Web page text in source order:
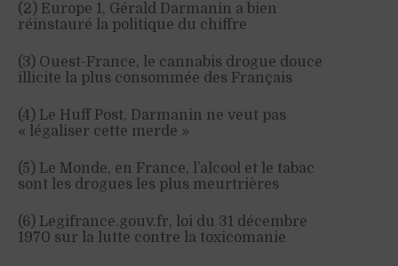
(2) Europe 1, Gérald Darmanin a bien
réinstauré la politique du chiffre
(3) Ouest-France, le cannabis drogue douce
illicite la plus consommée des Français
(4) Le Huff Post, Darmanin ne veut pas
« légaliser cette merde »
(5) Le Monde, en France, l’alcool et le tabac
sont les drogues les plus meurtrières
(6) Legifrance.gouv.fr, loi du 31 décembre
1970 sur la lutte contre la toxicomanie